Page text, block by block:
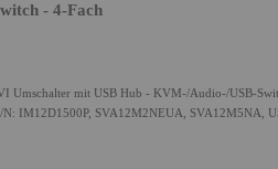
- 4-Fach
Umschalter mit USB Hub - KVM-/Audio-/USB-
IM12D1500P, SVA12M2NEUA, SVA12M5NA,